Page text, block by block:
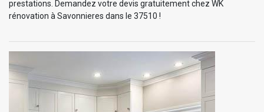
prestations. Demandez votre devis gratuitement chez WK
rénovation à Savonnieres dans le 37510 !